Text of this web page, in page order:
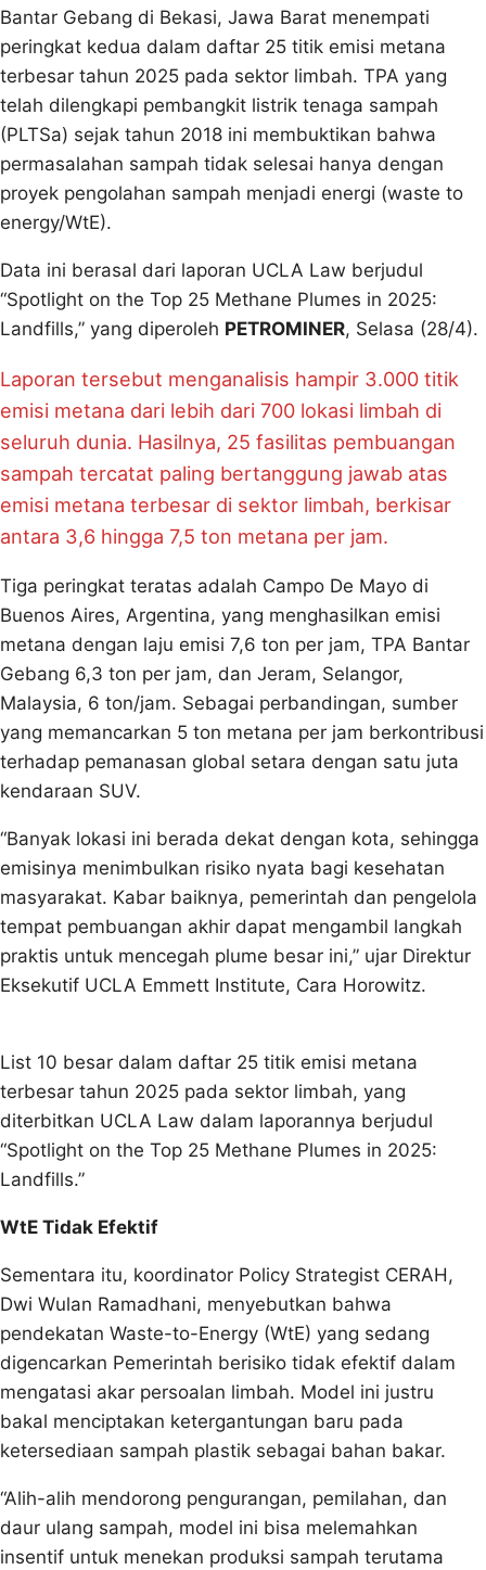
Bantar Gebang di Bekasi, Jawa Barat menempati
peringkat kedua dalam daftar 25 titik emisi metana
terbesar tahun 2025 pada sektor limbah. TPA yang
telah dilengkapi pembangkit listrik tenaga sampah
(PLTSa) sejak tahun 2018 ini membuktikan bahwa
permasalahan sampah tidak selesai hanya dengan
proyek pengolahan sampah menjadi energi (waste to
energy/WtE).
Data ini berasal dari laporan UCLA Law berjudul
“Spotlight on the Top 25 Methane Plumes in 2025:
Landfills,” yang diperoleh PETROMINER, Selasa (28/4).
Laporan tersebut menganalisis hampir 3.000 titik
emisi metana dari lebih dari 700 lokasi limbah di
seluruh dunia. Hasilnya, 25 fasilitas pembuangan
sampah tercatat paling bertanggung jawab atas
emisi metana terbesar di sektor limbah, berkisar
antara 3,6 hingga 7,5 ton metana per jam.
Tiga peringkat teratas adalah Campo De Mayo di
Buenos Aires, Argentina, yang menghasilkan emisi
metana dengan laju emisi 7,6 ton per jam, TPA Bantar
Gebang 6,3 ton per jam, dan Jeram, Selangor,
Malaysia, 6 ton/jam. Sebagai perbandingan, sumber
yang memancarkan 5 ton metana per jam berkontribusi
terhadap pemanasan global setara dengan satu juta
kendaraan SUV.
“Banyak lokasi ini berada dekat dengan kota, sehingga
emisinya menimbulkan risiko nyata bagi kesehatan
masyarakat. Kabar baiknya, pemerintah dan pengelola
tempat pembuangan akhir dapat mengambil langkah
praktis untuk mencegah plume besar ini,” ujar Direktur
Eksekutif UCLA Emmett Institute, Cara Horowitz.
List 10 besar dalam daftar 25 titik emisi metana
terbesar tahun 2025 pada sektor limbah, yang
diterbitkan UCLA Law dalam laporannya berjudul
“Spotlight on the Top 25 Methane Plumes in 2025:
Landfills.”
WtE Tidak Efektif
Sementara itu, koordinator Policy Strategist CERAH,
Dwi Wulan Ramadhani, menyebutkan bahwa
pendekatan Waste-to-Energy (WtE) yang sedang
digencarkan Pemerintah berisiko tidak efektif dalam
mengatasi akar persoalan limbah. Model ini justru
bakal menciptakan ketergantungan baru pada
ketersediaan sampah plastik sebagai bahan bakar.
“Alih-alih mendorong pengurangan, pemilahan, dan
daur ulang sampah, model ini bisa melemahkan
insentif untuk menekan produksi sampah terutama